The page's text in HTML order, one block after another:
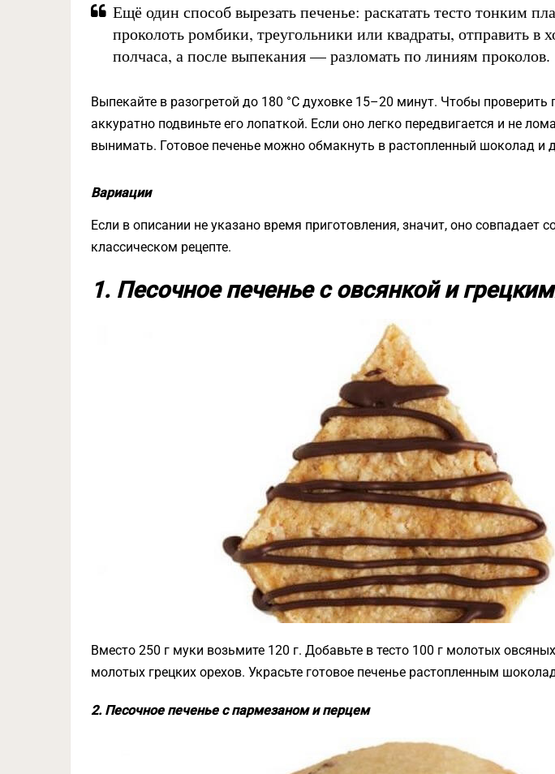
Ещё один способ вырезать печенье: раскатать тесто тонким
проколоть ромбики, треугольники или квадраты, отправить в
полчаса, а после выпекания — разломать по линиям проколов.
Выпекайте в разогретой до 180 °C духовке 15–20 минут. Чтобы проверить
аккуратно подвиньте его лопаткой. Если оно легко передвигается и не
вынимать. Готовое печенье можно обмакнуть в растопленный шоколад и
Вариации
Если в описании не указано время приготовления, значит, оно совпадает
классическом рецепте.
1. Песочное печенье с овсянкой и
Вместо 250 г муки возьмите 120 г. Добавьте в тесто 100 г молотых
молотых грецких орехов. Украсьте готовое печенье растопленным
2. Песочное печенье с пармезаном и перцем